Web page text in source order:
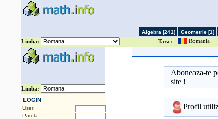
Geometrie [1]
Algebra [241]
Limba: Tara: Romania
LOGIN
User:
Parola:
Aboneaza-te
site !
Profil